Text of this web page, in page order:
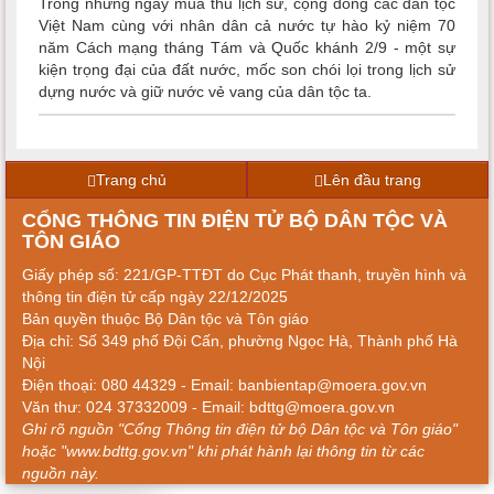
Việt Nam cùng với nhân dân cả nước tự hào kỷ niệm 70
năm Cách mạng tháng Tám và Quốc khánh 2/9 - một sự
kiện trọng đại của đất nước, mốc son chói lọi trong lịch sử
dựng nước và giữ nước vẻ vang của dân tộc ta.
Trang chủ Lên đầu trang
CỔNG THÔNG TIN ĐIỆN TỬ BỘ DÂN TỘC VÀ
TÔN GIÁO
Giấy phép số: 221/GP-TTĐT do Cục Phát thanh, truyền hình và
thông tin điện tử cấp ngày 22/12/2025
Bản quyền thuộc Bộ Dân tộc và Tôn giáo
Địa chỉ: Số 349 phố Đội Cấn, phường Ngọc Hà, Thành phố Hà
Nội
Điện thoại: 080 44329 - Email: banbientap@moera.gov.vn
Văn thư: 024 37332009 - Email: bdttg@moera.gov.vn
Ghi rõ nguồn "Cổng Thông tin điện tử bộ Dân tộc và Tôn giáo"
hoặc "www.bdttg.gov.vn" khi phát hành lại thông tin từ các
nguồn này.